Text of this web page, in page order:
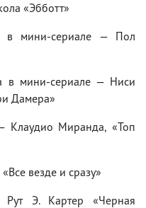
«Эбботт»
в мини-сериале — Пол
в мини-сериале — Ниси
Дамера»
Клаудио Миранда, «Топ
везде и сразу»
Э. Картер «Черная